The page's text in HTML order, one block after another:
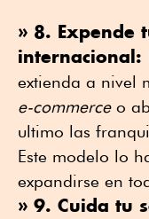
» 8. Expende
internacional:
extienda a nivel
e-commerceo
ultimo las
Este modelo lo
expandirse en
» 9. Cuida tu